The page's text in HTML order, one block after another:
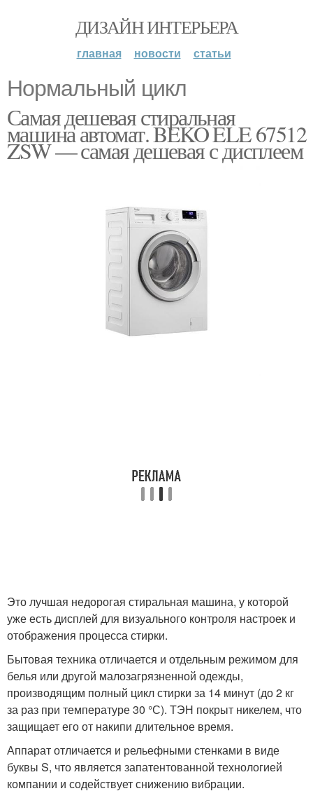
ДИЗАЙН ИНТЕРЬЕРА
главная новости статьи
Нормальный цикл
Самая дешевая стиральная
машина автомат. BEKO ELE 67512
ZSW — самая дешевая с дисплеем
Это лучшая недорогая стиральная машина, у которой
уже есть дисплей для визуального контроля настроек и
отображения процесса стирки.
Бытовая техника отличается и отдельным режимом для
белья или другой малозагрязненной одежды,
производящим полный цикл стирки за 14 минут (до 2 кг
за раз при температуре 30 °С). ТЭН покрыт никелем, что
защищает его от накипи длительное время.
Аппарат отличается и рельефными стенками в виде
буквы S, что является запатентованной технологией
компании и содействует снижению вибрации.